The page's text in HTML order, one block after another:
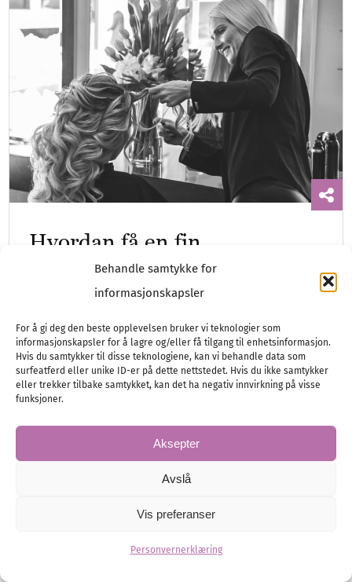
Behandle samtykke for
informasjonskapsler
For å gi deg den beste opplevelsen bruker vi teknologier som
informasjonskapsler for å lagre og/eller få tilgang til enhetsinformasjon.
Hvis du samtykker til disse teknologiene, kan vi behandle data som
surfeatferd eller unike ID-er på dette nettstedet. Hvis du ikke samtykker
eller trekker tilbake samtykket, kan det ha negativ innvirkning på visse
funksjoner.
Aksepter
Avslå
Vis preferanser
Personvernerklæring
Hvordan få en fin
bryllupsfrisyre?
Vi har fått noen gode tips om valg av
bryllupsfrisyre og hårstylist fra Cathrine
Heieren Hansen på Fem små stuer.
Accessoirer Brud Helse og skjønnhet